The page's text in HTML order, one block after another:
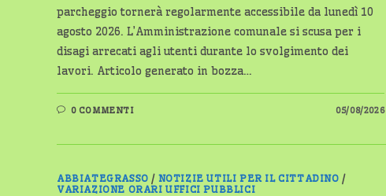
parcheggio tornerà regolarmente accessibile da lunedì 10
agosto 2026. L’Amministrazione comunale si scusa per i
disagi arrecati agli utenti durante lo svolgimento dei
lavori. Articolo generato in bozza…
0 COMMENTI 05/08/2026
ABBIATEGRASSO / NOTIZIE UTILI PER IL CITTADINO /
VARIAZIONE ORARI UFFICI PUBBLICI